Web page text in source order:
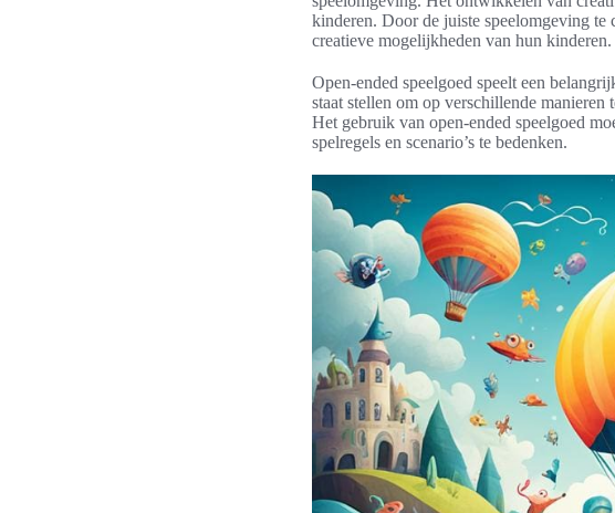
kinderen. Door de juiste speelomgeving te
creatieve mogelijkheden van hun kinderen.
Open-ended speelgoed speelt een
staat stellen om op verschillende
Het gebruik van open-ended speelgoed
spelregels en scenario’s te bedenken.